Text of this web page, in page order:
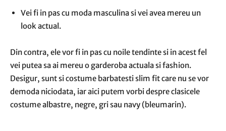
Vei fi in pas cu moda masculina si vei avea mereu un
look actual.
Din contra, ele vor fi in pas cu noile tendinte si in acest fel
vei putea sa ai mereu o garderoba actuala si fashion.
Desigur, sunt si costume barbatesti slim fit care nu se vor
demoda niciodata, iar aici putem vorbi despre clasicele
costume albastre, negre, gri sau navy (bleumarin).